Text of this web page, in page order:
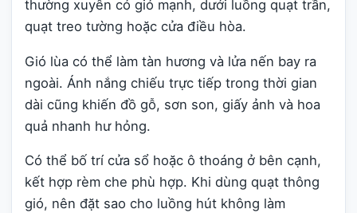
thường xuyên có gió mạnh, dưới luồng quạt trần,
quạt treo tường hoặc cửa điều hòa.
Gió lùa có thể làm tàn hương và lửa nến bay ra
ngoài. Ánh nắng chiếu trực tiếp trong thời gian
dài cũng khiến đồ gỗ, sơn son, giấy ảnh và hoa
quả nhanh hư hỏng.
Có thể bố trí cửa sổ hoặc ô thoáng ở bên cạnh,
kết hợp rèm che phù hợp. Khi dùng quạt thông
gió, nên đặt sao cho luồng hút không làm